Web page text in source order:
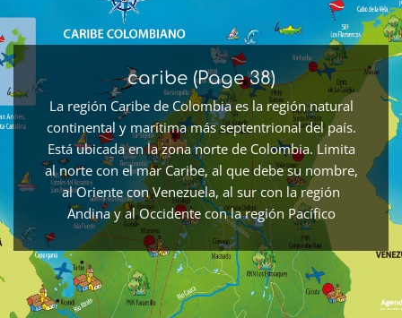
caribe (Page 38)
La región Caribe​​​ de Colombia es la región natural
continental y marítima más septentrional del país.
Está ubicada en la zona norte de Colombia. Limita
al norte con el mar Caribe, al que debe su nombre,
al Oriente con Venezuela, al sur con la región
Andina y al Occidente con la región Pacífico